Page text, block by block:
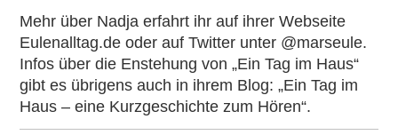
Mehr über Nadja erfahrt ihr auf ihrer Webseite
Eulenalltag.de oder auf Twitter unter @marseule.
Infos über die Enstehung von „Ein Tag im Haus“
gibt es übrigens auch in ihrem Blog:„Ein Tag im
Haus – eine Kurzgeschichte zum Hören“.